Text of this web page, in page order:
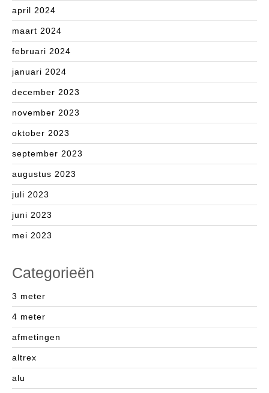
april 2024
maart 2024
februari 2024
januari 2024
december 2023
november 2023
oktober 2023
september 2023
augustus 2023
juli 2023
juni 2023
mei 2023
Categorieën
3 meter
4 meter
afmetingen
altrex
alu